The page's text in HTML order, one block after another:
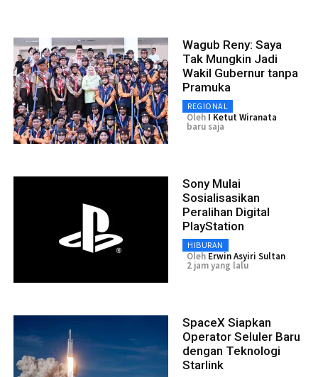
Wagub Reny: Saya
Tak Mungkin Jadi
Wakil Gubernur tanpa
Pramuka
REGIONAL
Oleh I Ketut Wiranata
baru saja
Sony Mulai
Sosialisasikan
Peralihan Digital
PlayStation
HIBURAN
Oleh Erwin Asyiri Sultan
2 jam yang lalu
SpaceX Siapkan
Operator Seluler Baru
dengan Teknologi
Starlink